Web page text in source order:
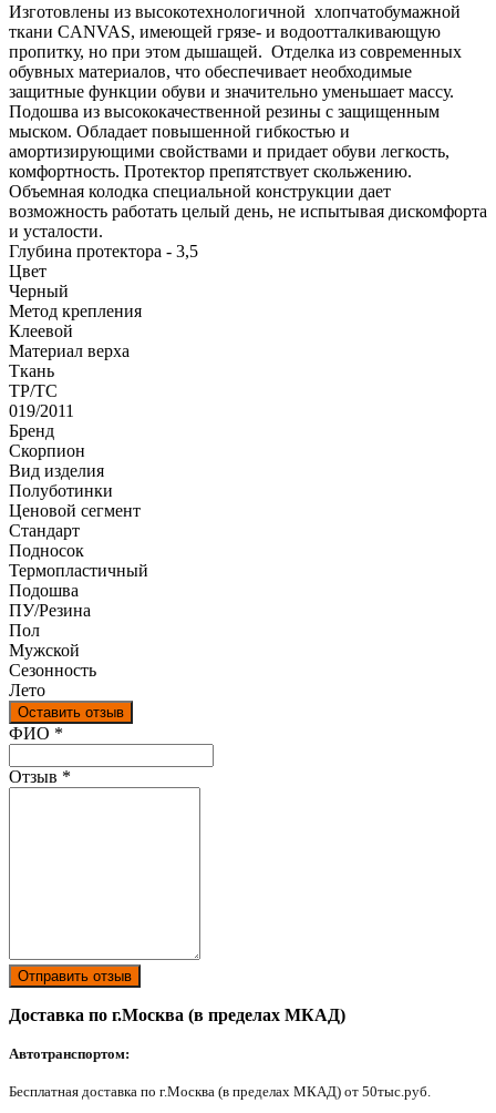
Изготовлены из высокотехнологичной хлопчатобумажной
ткани CANVAS, имеющей грязе- и водоотталкивающую
пропитку, но при этом дышащей. Отделка из современных
обувных материалов, что обеспечивает необходимые
защитные функции обуви и значительно уменьшает массу.
Подошва из высококачественной резины с защищенным
мыском. Обладает повышенной гибкостью и
амортизирующими свойствами и придает обуви легкость,
комфортность. Протектор препятствует скольжению.
Объемная колодка специальной конструкции дает
возможность работать целый день, не испытывая дискомфорта
и усталости.
Глубина протектора - 3,5
Цвет
Черный
Метод крепления
Клеевой
Материал верха
Ткань
ТР/ТС
019/2011
Бренд
Скорпион
Вид изделия
Полуботинки
Ценовой сегмент
Стандарт
Подносок
Термопластичный
Подошва
ПУ/Резина
Пол
Мужской
Сезонность
Лето
Оставить отзыв
Ваш отзыв был отправлен!
ФИО *
Отзыв *
Отправить отзыв
Доставка по г.Москва (в пределах МКАД)
Автотранспортом:
Бесплатная доставка по г.Москва (в пределах МКАД) от 50тыс.руб.